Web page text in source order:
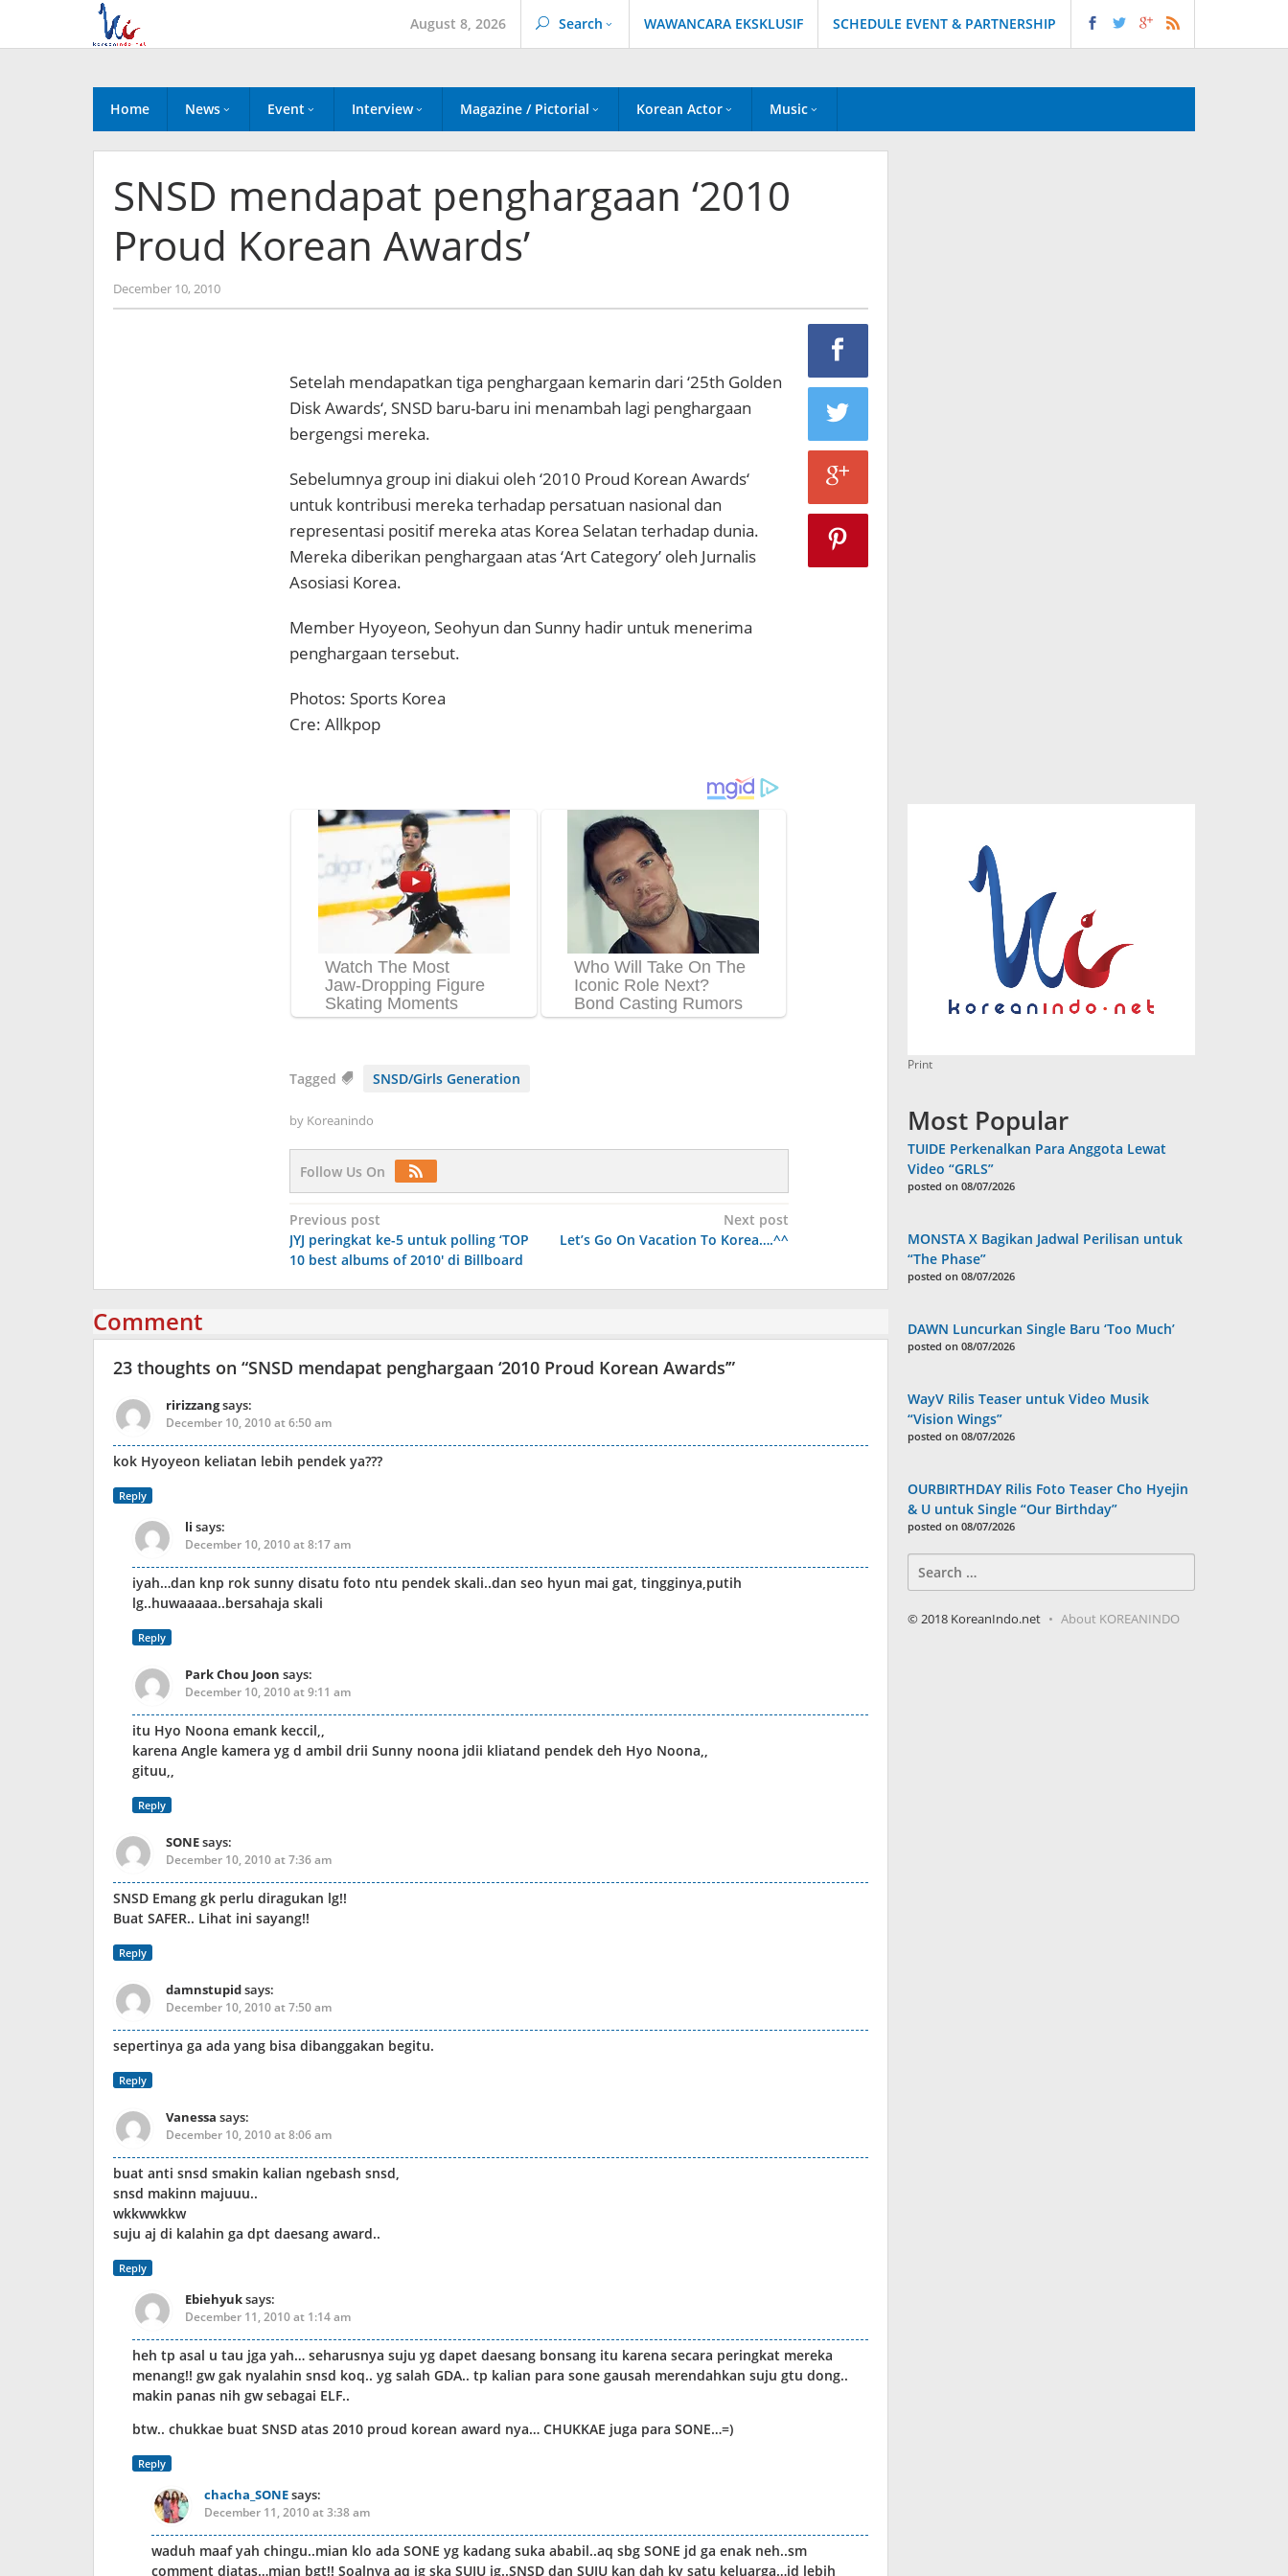
content
August 8, 2026 Search WAWANCARA EKSKLUSIF SCHEDULE EVENT & PARTNERSHIP
Home News Event Interview Magazine / Pictorial Korean Actor Music
SNSD mendapat penghargaan ‘2010
Proud Korean Awards’
December 10, 2010by
Koreanindo
Setelah mendapatkan tiga penghargaan kemarin dari ‘25th Golden
Disk Awards‘, SNSD baru-baru ini menambah lagi penghargaan
bergengsi mereka.
Sebelumnya group ini diakui oleh ‘2010 Proud Korean Awards‘
untuk kontribusi mereka terhadap persatuan nasional dan
representasi positif mereka atas Korea Selatan terhadap dunia.
Mereka diberikan penghargaan atas ‘Art Category’ oleh Jurnalis
Asosiasi Korea.
Member Hyoyeon, Seohyun dan Sunny hadir untuk menerima
penghargaan tersebut.
Photos: Sports Korea
Cre: Allkpop
Tagged SNSD/Girls Generation
by Koreanindo
Follow Us On
Post
navigation
Previous post
JYJ peringkat ke-5 untuk polling ‘TOP
10 best albums of 2010′ di Billboard
Next post
Let’s Go On Vacation To Korea….^^
Comment
23 thoughts on “SNSD mendapat penghargaan ‘2010 Proud Korean Awards’”
ririzzangsays:
December 10, 2010 at 6:50 am
kok Hyoyeon keliatan lebih pendek ya???
Reply
li says:
December 10, 2010 at 8:17 am
iyah…dan knp rok sunny disatu foto ntu pendek skali..dan seo hyun mai gat, tingginya,putih
lg..huwaaaaa..bersahaja skali
Reply
Park Chou Joon says:
December 10, 2010 at 9:11 am
itu Hyo Noona emank keccil,,
karena Angle kamera yg d ambil drii Sunny noona jdii kliatand pendek deh Hyo Noona,,
gituu,,
Reply
SONEsays:
December 10, 2010 at 7:36 am
SNSD Emang gk perlu diragukan lg!!
Buat SAFER.. Lihat ini sayang!!
Reply
damnstupidsays:
December 10, 2010 at 7:50 am
sepertinya ga ada yang bisa dibanggakan begitu.
Reply
Vanessa says:
December 10, 2010 at 8:06 am
buat anti snsd smakin kalian ngebash snsd,
snsd makinn majuuu..
wkkwwkkw
suju aj di kalahin ga dpt daesang award..
Reply
Ebiehyuksays:
December 11, 2010 at 1:14 am
heh tp asal u tau jga yah… seharusnya suju yg dapet daesang bonsang itu karena secara peringkat mereka
menang!! gw gak nyalahin snsd koq.. yg salah GDA.. tp kalian para sone gausah merendahkan suju gtu dong..
makin panas nih gw sebagai ELF..
btw.. chukkae buat SNSD atas 2010 proud korean award nya… CHUKKAE juga para SONE…=)
Reply
chacha_SONEsays:
December 11, 2010 at 3:38 am
waduh maaf yah chingu..mian klo ada SONE yg kadang suka ababil..aq sbg SONE jd ga enak neh..sm
comment diatas…mian bgt!! Soalnya aq jg ska SUJU jg..SNSD dan SUJU kan dah ky satu keluarga…jd lebih
Print
Most Popular
TUIDE Perkenalkan Para Anggota Lewat
Video “GRLS”
posted on 08/07/2026
MONSTA X Bagikan Jadwal Perilisan untuk
“The Phase”
posted on 08/07/2026
DAWN Luncurkan Single Baru ‘Too Much’
posted on 08/07/2026
WayV Rilis Teaser untuk Video Musik
“Vision Wings”
posted on 08/07/2026
OURBIRTHDAY Rilis Foto Teaser Cho Hyejin
& U untuk Single “Our Birthday”
posted on 08/07/2026
for:
© 2018 KoreanIndo.net About KOREANINDO